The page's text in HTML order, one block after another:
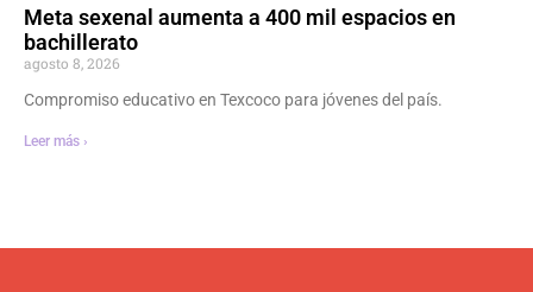
Meta sexenal aumenta a 400 mil espacios en
bachillerato
agosto 8, 2026
Compromiso educativo en Texcoco para jóvenes del país.
Leer más ›